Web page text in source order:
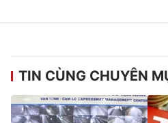
TIN CÙNG CHUYÊN